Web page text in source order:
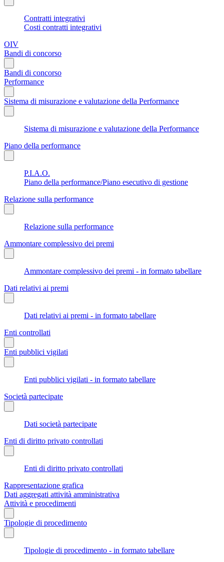
Contratti integrativi
Costi contratti integrativi
OIV
Bandi di concorso
Bandi di concorso
Performance
Sistema di misurazione e valutazione della Performance
Sistema di misurazione e valutazione della Performance
Piano della performance
P.I.A.O.
Piano della performance/Piano esecutivo di gestione
Relazione sulla performance
Relazione sulla performance
Ammontare complessivo dei premi
Ammontare complessivo dei premi - in formato tabellare
Dati relativi ai premi
Dati relativi ai premi - in formato tabellare
Enti controllati
Enti pubblici vigilati
Enti pubblici vigilati - in formato tabellare
Società partecipate
Dati società partecipate
Enti di diritto privato controllati
Enti di diritto privato controllati
Rappresentazione grafica
Dati aggregati attività amministrativa
Attività e procedimenti
Tipologie di procedimento
Tipologie di procedimento - in formato tabellare